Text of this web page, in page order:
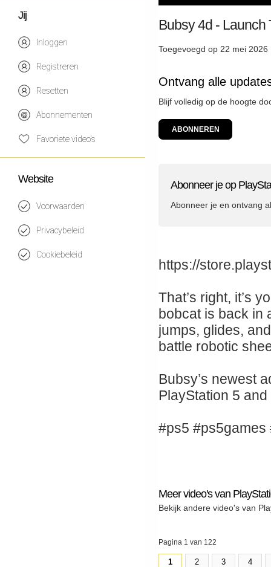
Jij
Inloggen
Registreren
Resetten
Abonnementen
Favoriete video's
Website
Voorwaarden
Privacybeleid
Cookiebeleid
Bubsy 4d - Launch
Toegevoegd op 22 mei
Ontvang alle
Blijf volledig op de hoogte
ABONNEREN
Abonneer je op
Abonneer je en ontvang
https://
That’s right, it’s
bobcat is back in
jumps, glides,
battle robotic
Bubsy’s newest
PlayStation 5
#ps5
Meer video's van
Bekijk andere video's van
Pagina 1 van 122
1 2 3 4